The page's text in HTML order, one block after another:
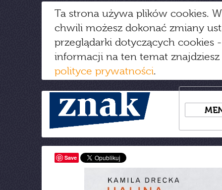
Ta strona używa plików cookies.
chwili możesz dokonać zmiany
przeglądarki dotyczących cookies
informacji na ten temat
polityce prywatności.
Save